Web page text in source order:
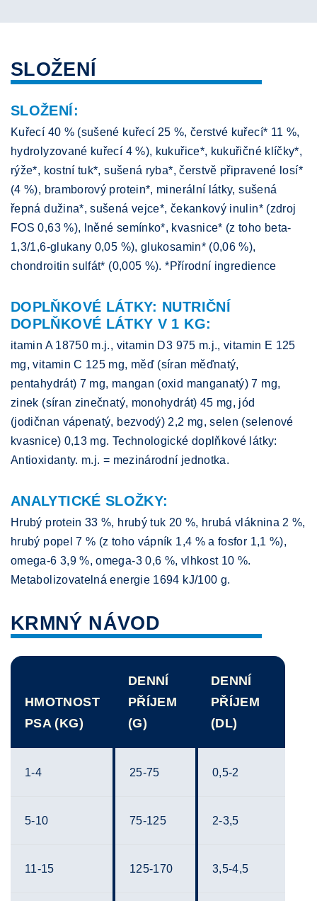
SLOŽENÍ
SLOŽENÍ:
Kuřecí 40 % (sušené kuřecí 25 %, čerstvé kuřecí* 11 %,
hydrolyzované kuřecí 4 %), kukuřice*, kukuřičné klíčky*,
rýže*, kostní tuk*, sušená ryba*, čerstvě připravené losí*
(4 %), bramborový protein*, minerální látky, sušená
řepná dužina*, sušená vejce*, čekankový inulin* (zdroj
FOS 0,63 %), lněné semínko*, kvasnice* (z toho beta-
1,3/1,6-glukany 0,05 %), glukosamin* (0,06 %),
chondroitin sulfát* (0,005 %). *Přírodní ingredience
DOPLŇKOVÉ LÁTKY: NUTRIČNÍ
DOPLŇKOVÉ LÁTKY V 1 KG:
itamin A 18750 m.j., vitamin D3 975 m.j., vitamin E 125
mg, vitamin C 125 mg, měď (síran měďnatý,
pentahydrát) 7 mg, mangan (oxid manganatý) 7 mg,
zinek (síran zinečnatý, monohydrát) 45 mg, jód
(jodičnan vápenatý, bezvodý) 2,2 mg, selen (selenové
kvasnice) 0,13 mg. Technologické doplňkové látky:
Antioxidanty. m.j. = mezinárodní jednotka.
ANALYTICKÉ SLOŽKY:
Hrubý protein 33 %, hrubý tuk 20 %, hrubá vláknina 2 %,
hrubý popel 7 % (z toho vápník 1,4 % a fosfor 1,1 %),
omega-6 3,9 %, omega-3 0,6 %, vlhkost 10 %.
Metabolizovatelná energie 1694 kJ/100 g.
KRMNÝ NÁVOD
HMOTNOST
PSA (KG)
DENNÍ
PŘÍJEM
(G)
DENNÍ
PŘÍJEM
(DL)
1-4 25-75 0,5-2
5-10 75-125 2-3,5
11-15 125-170 3,5-4,5